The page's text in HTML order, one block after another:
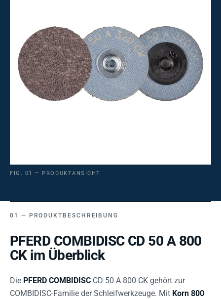
FIG. 01 — PRODUKTANSICHT
PRODUKTBESCHREIBUNG
PFERD COMBIDISC CD 50 A 800
CK im Überblick
Die PFERD COMBIDISC CD 50 A 800 CK gehört zur
COMBIDISC-Familie der Schleifwerkzeuge. Mit Korn 800